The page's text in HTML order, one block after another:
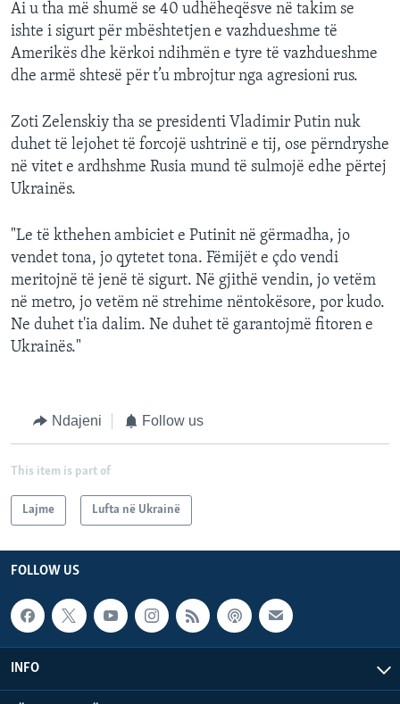
Ai u tha më shumë se 40 udhëheqësve në takim se
ishte i sigurt për mbështetjen e vazhdueshme të
Amerikës dhe kërkoi ndihmën e tyre të vazhdueshme
dhe armë shtesë për t’u mbrojtur nga agresioni rus.
Zoti Zelenskiy tha se presidenti Vladimir Putin nuk
duhet të lejohet të forcojë ushtrinë e tij, ose përndryshe
në vitet e ardhshme Rusia mund të sulmojë edhe përtej
Ukrainës.
"Le të kthehen ambiciet e Putinit në gërmadha, jo
vendet tona, jo qytetet tona. Fëmijët e çdo vendi
meritojnë të jenë të sigurt. Në gjithë vendin, jo vetëm
në metro, jo vetëm në strehime nëntokësore, por kudo.
Ne duhet t'ia dalim. Ne duhet të garantojmë fitoren e
Ukrainës."
Ndajeni Follow us
This item is part of
Lajme Lufta në Ukrainë
FOLLOW US
INFO